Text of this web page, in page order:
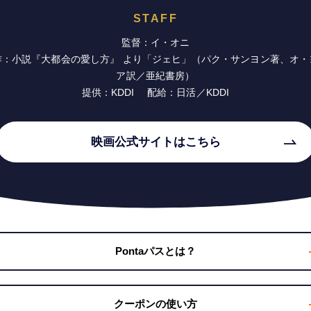
STAFF
監督：イ・オニ
小説『大都会の愛し方』 より「ジェヒ」（パク・サンヨン著、オ
ア訳／亜紀書房）
提供：KDDI 配給：日活／KDDI
映画公式サイトはこちら
Pontaパスとは？
クーポンの使い方